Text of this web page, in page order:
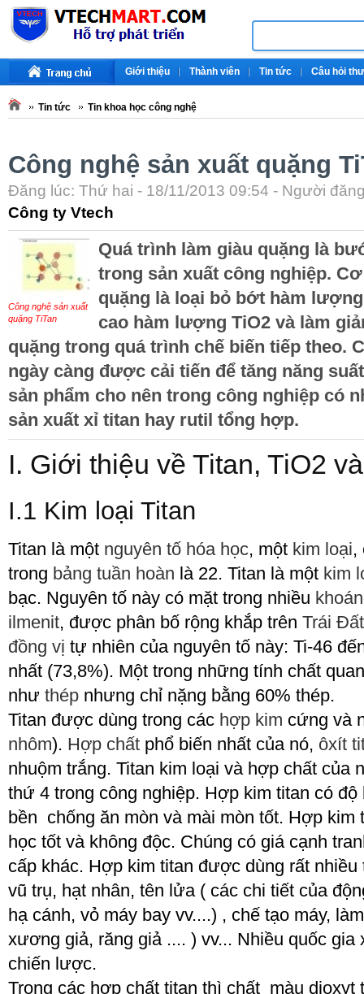
Giới thiệu Thành viên Tin tức Câu hỏi
Tin tức Tin khoa học công nghệ
Công nghệ sản xuất quặng
Đăng lúc: Thứ hai - 18/11/2013 09:54 - Người
Công ty Vtech
Công nghệ sản xuất
quặng TiTan
Quá trình làm giàu quặng là
trong sản xuất công nghiệp.
quặng là loại bỏ bớt hàm
cao hàm lượng TiO2 và làm
quặng trong quá trình chế biến tiếp theo.
ngày càng được cải tiến để tăng năng
sản phẩm cho nên trong công nghiệp có
sản xuất xỉ titan hay rutil tổng hợp.
I. Giới thiệu về Titan, TiO2
I.1 Kim loại Titan
Titan là một nguyên tố hóa học, một kim loại,
trong bảng tuần hoàn là 22. Titan là một kim
bạc. Nguyên tố này có mặt trong nhiều
ilmenit, được phân bố rộng khắp trên Trái Đất
đồng vị tự nhiên của nguyên tố này: Ti-46
nhất (73,8%). Một trong những tính chất
như thép nhưng chỉ nặng bằng 60% thép.
Titan được dùng trong các hợp kim cứng và
nhôm). Hợp chất phổ biến nhất của nó, ôxít
nhuộm trắng. Titan kim loại và hợp chất của
thứ 4 trong công nghiệp. Hợp kim titan có
bền chống ăn mòn và mài mòn tốt. Hợp
học tốt và không độc. Chúng có giá cạnh
cấp khác. Hợp kim titan được dùng rất
vũ trụ, hạt nhân, tên lửa ( các chi tiết của
hạ cánh, vỏ máy bay vv....) , chế tạo máy,
xương giả, răng giả .... ) vv... Nhiều quốc gia
chiến lược.
Trong các hợp chất titan thì chất màu